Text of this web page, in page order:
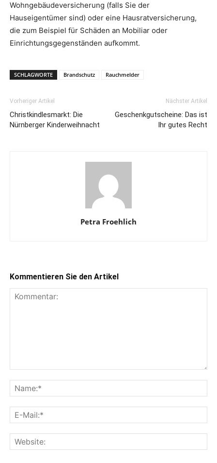
Wohngebäudeversicherung (falls Sie der
Hauseigentümer sind) oder eine Hausratversicherung,
die zum Beispiel für Schäden an Mobiliar oder
Einrichtungsgegenständen aufkommt.
SCHLAGWORTE Brandschutz Rauchmelder
Vorheriger Artikel
Christkindlesmarkt: Die
Nürnberger Kinderweihnacht
Nächster Artikel
Geschenkgutscheine: Das ist
Ihr gutes Recht
Petra Froehlich
Kommentieren Sie den Artikel